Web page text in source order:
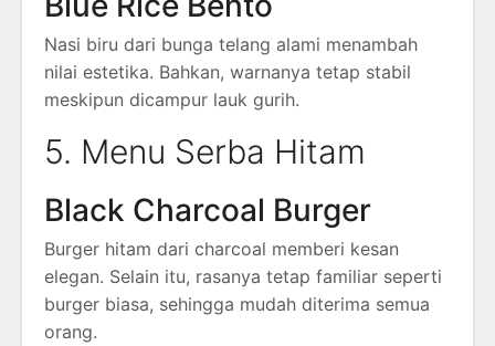
Nasi biru dari bunga telang alami menambah
nilai estetika. Bahkan, warnanya tetap stabil
meskipun dicampur lauk gurih.
5. Menu Serba Hitam
Black Charcoal Burger
Burger hitam dari charcoal memberi kesan
elegan. Selain itu, rasanya tetap familiar seperti
burger biasa, sehingga mudah diterima semua
orang.